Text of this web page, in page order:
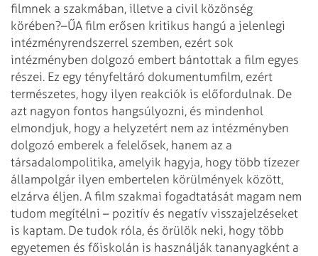
filmnek a szakmában, illetve a civil közönség
körében?–ŰA film erősen kritikus hangú a jelenlegi
intézményrendszerrel szemben, ezért sok
intézményben dolgozó embert bántottak a film egyes
részei. Ez egy tényfeltáró dokumentumfilm, ezért
természetes, hogy ilyen reakciók is előfordulnak. De
azt nagyon fontos hangsúlyozni, és mindenhol
elmondjuk, hogy a helyzetért nem az intézményben
dolgozó emberek a felelősek, hanem az a
társadalompolitika, amelyik hagyja, hogy több tízezer
állampolgár ilyen embertelen körülmények között,
elzárva éljen. A film szakmai fogadtatását magam nem
tudom megítélni – pozitív és negatív visszajelzéseket
is kaptam. De tudok róla, és örülök neki, hogy több
egyetemen és főiskolán is használják tananyagként a